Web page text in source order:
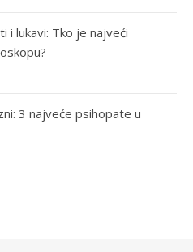
i lukavi: Tko je najveći
3 najveće psihopate u